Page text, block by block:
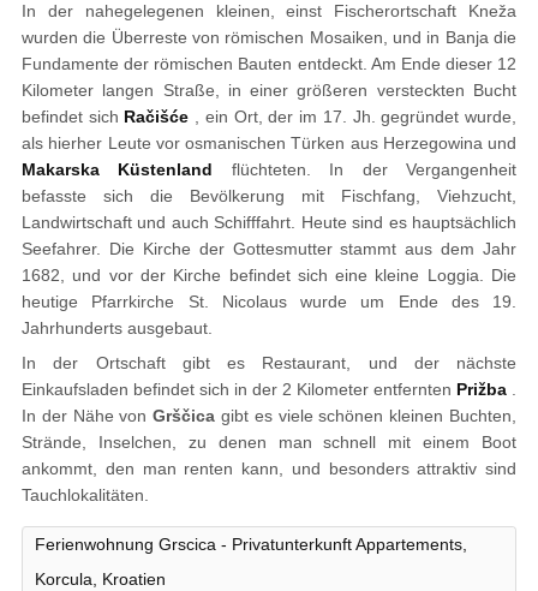
In der nahegelegenen kleinen, einst Fischerortschaft Kneža
wurden die Überreste von römischen Mosaiken, und in Banja die
Fundamente der römischen Bauten entdeckt. Am Ende dieser 12
Kilometer langen Straße, in einer größeren versteckten Bucht
befindet sich Račišće , ein Ort, der im 17. Jh. gegründet wurde,
als hierher Leute vor osmanischen Türken aus Herzegowina und
Makarska Küstenland flüchteten. In der Vergangenheit
befasste sich die Bevölkerung mit Fischfang, Viehzucht,
Landwirtschaft und auch Schifffahrt. Heute sind es hauptsächlich
Seefahrer. Die Kirche der Gottesmutter stammt aus dem Jahr
1682, und vor der Kirche befindet sich eine kleine Loggia. Die
heutige Pfarrkirche St. Nicolaus wurde um Ende des 19.
Jahrhunderts ausgebaut.
In der Ortschaft gibt es Restaurant, und der nächste
Einkaufsladen befindet sich in der 2 Kilometer entfernten Prižba .
In der Nähe vonGrščica gibt es viele schönen kleinen Buchten,
Strände, Inselchen, zu denen man schnell mit einem Boot
ankommt, den man renten kann, und besonders attraktiv sind
Tauchlokalitäten.
Ferienwohnung Grscica - Privatunterkunft Appartements,
Korcula, Kroatien